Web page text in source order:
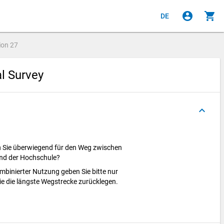
DE account_circle shopping_cart
27
Survey
keyboard_arrow_up
überwiegend für den Weg zwischen
der Hochschule?
Nutzung geben Sie bitte nur
die längste Wegstrecke zurücklegen.